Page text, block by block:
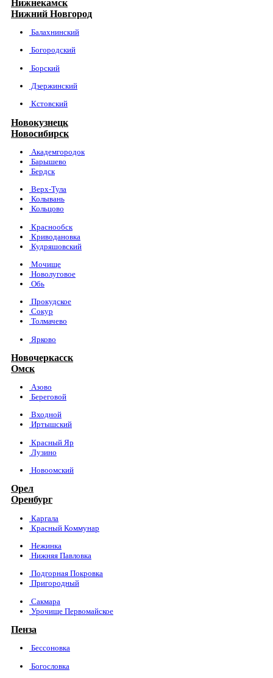
Нижнекамск
Нижний Новгород
Балахнинский
Богородский
Борский
Дзержинский
Кстовский
Новокузнецк
Новосибирск
Академгородок
Барышево
Бердск
Верх-Тула
Колывань
Кольцово
Краснообск
Криводановка
Кудряшовский
Мочище
Новолуговое
Обь
Прокудское
Сокур
Толмачево
Ярково
Новочеркасск
Омск
Азово
Береговой
Входной
Иртышский
Красный Яр
Лузино
Новоомский
Орел
Оренбург
Каргала
Красный Коммунар
Нежинка
Нижняя Павловка
Подгорная Покровка
Пригородный
Сакмара
Урочище Первомайское
Пенза
Бессоновка
Богословка